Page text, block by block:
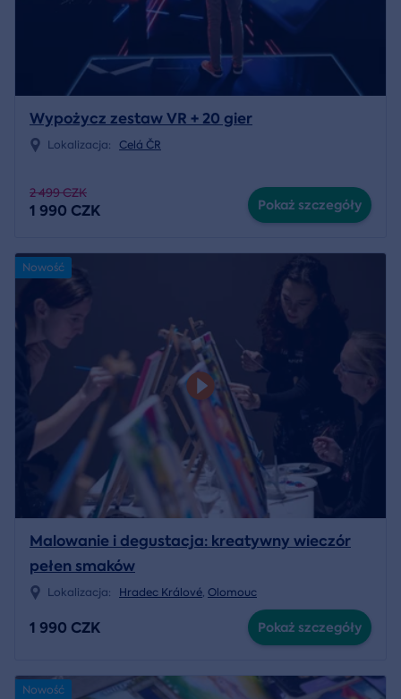
Wypożycz zestaw VR + 20 gier
Lokalizacja: Celá ČR
2 499 CZK
1 990 CZK Pokaż szczegóły
Nowość
Malowanie i degustacja: kreatywny wieczór
pełen smaków
Lokalizacja: Hradec Králové, Olomouc
1 990 CZK Pokaż szczegóły
Nowość